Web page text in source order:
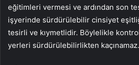
eğitimleri vermesi ve ardından son
işyerinde sürdürülebilir cinsiyet
tesirli ve kıymetlidir. Böylelikle
yerleri sürdürülebilirlikten kaçınamaz.